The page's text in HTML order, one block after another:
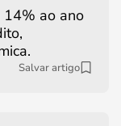
14% ao ano
Salvar artigo